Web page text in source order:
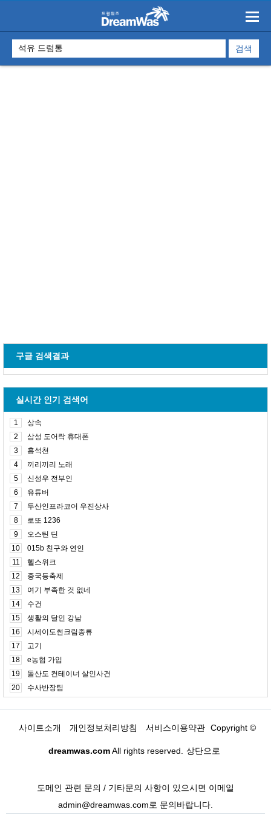
구글 검색결과
실시간 인기 검색어
1
상속
2
삼성 도어락 휴대폰
3
홍석천
4
끼리끼리 노래
5
신성우 전부인
6
유튜버
7
두산인프라코어 우진상사
8
로또 1236
9
오스틴 딘
10
015b 친구와 연인
11
헬스위크
12
중국등축제
13
여기 부족한 것 없네
14
수건
15
생활의 달인 강남
16
시세이도썬크림종류
17
고기
18
e농협 가입
19
돌산도 컨테이너 살인사건
20
수사반장팀
사이트소개 개인정보처리방침 서비스이용약관 Copyright ©
dreamwas.comAll rights reserved. 상단으로
도메인 관련 문의 / 기타문의 사항이 있으시면 이메일
admin@dreamwas.com로 문의바랍니다.